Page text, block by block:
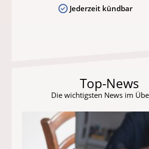
Jederzeit kündbar
Top-News
Die wichtigsten News im